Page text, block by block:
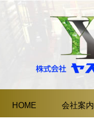
HOME 会社案内